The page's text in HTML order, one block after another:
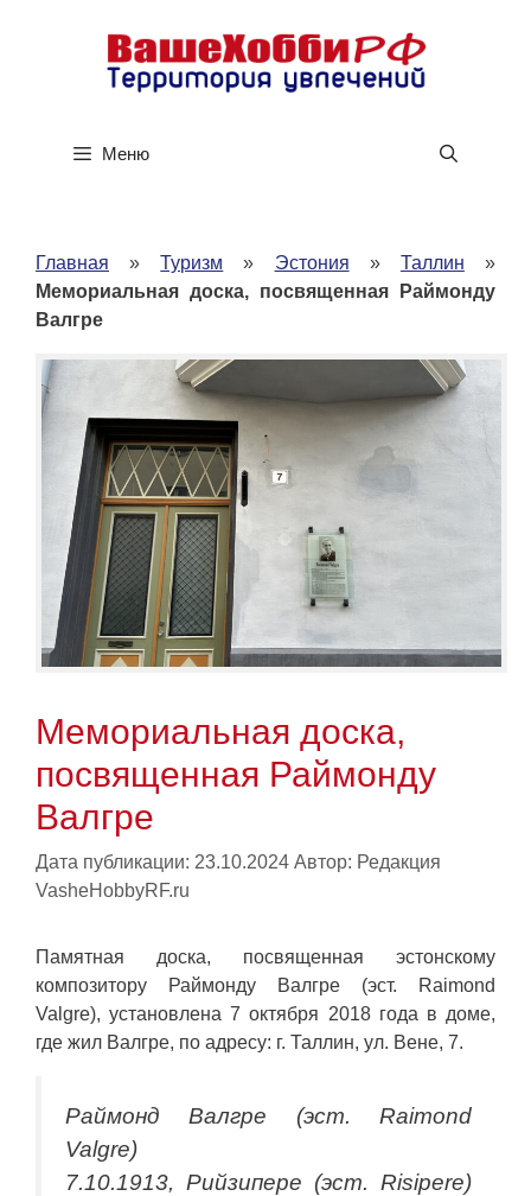
содержимому
Меню
Главная »Туризм » Эстония » Таллин »
Мемориальная доска, посвященная Раймонду
Валгре
Мемориальная доска,
посвященная Раймонду
Валгре
Дата публикации: 23.10.2024 Автор: Редакция
VasheHobbyRF.ru
Памятная доска, посвященная эстонскому
композитору Раймонду Валгре (эст. Raimond
Valgre), установлена 7 октября 2018 года в доме,
где жил Валгре, по адресу: г. Таллин, ул. Вене, 7.
Раймонд Валгре (эст. Raimond
Valgre)
7.10.1913, Рийзипере (эст. Risipere)